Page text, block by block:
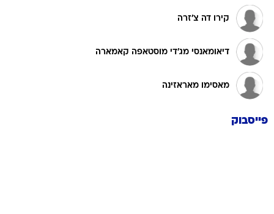
קירו דה צ'זרה
דיאומאנסי מג'די מוסטאפה קאמארה
מאסימו מאראזינה
פייסבוק